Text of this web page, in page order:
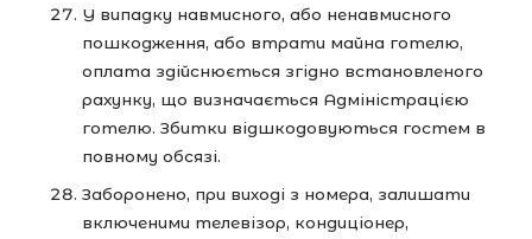
У випадку навмисного, або ненавмисного
пошкодження, або втрати майна готелю,
оплата здійснюється згідно встановленого
рахунку, що визначається Адміністрацією
готелю. Збитки відшкодовуються гостем в
повному обсязі.
Заборонено, при виході з номера, залишати
включеними телевізор, кондиціонер,